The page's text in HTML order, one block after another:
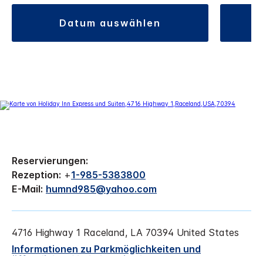
datum auswählen
Reservierungen:
Rezeption: +1-985-5383800
E-Mail: humnd985@yahoo.com
4716 Highway 1 Raceland, LA 70394 United States
Informationen zu Parkmöglichkeiten und